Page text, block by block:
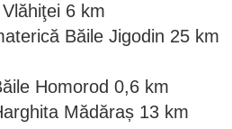
6 km
Băile Jigodin 25 km
Homorod 0,6 km
Mădăraș 13 km